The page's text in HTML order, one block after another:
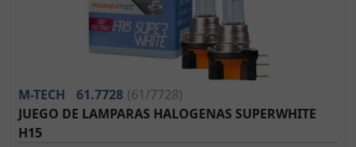
M-TECH 61.7728 (61/7728)
JUEGO DE LAMPARAS HALOGENAS SUPERWHITE
H15